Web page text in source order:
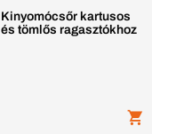
Kinyomócsőr kartusos
és tömlős ragasztókhoz